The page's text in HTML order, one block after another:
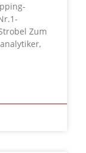
Zum